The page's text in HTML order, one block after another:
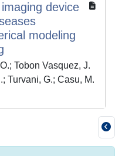
device
modeling
Tobon Vasquez, J.
Turvani, G.; Casu, M.